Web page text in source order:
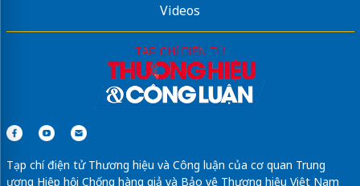
Videos
Tạp chí điện tử Thương hiệu và Công luận của cơ quan Trung
ương Hiệp hội Chống hàng giả và Bảo vệ Thương hiệu Việt Nam